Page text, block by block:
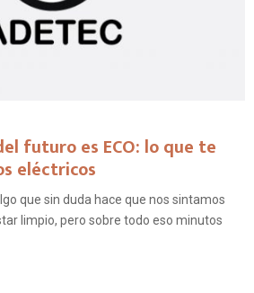
futuro es ECO: lo que te
eléctricos
que sin duda hace que nos sintamos
limpio, pero sobre todo eso minutos